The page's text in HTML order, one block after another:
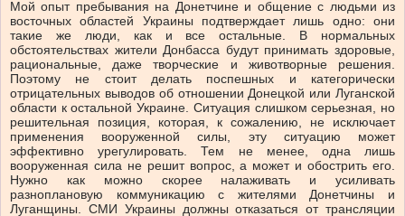
Мой опыт пребывания на Донетчине и общение с людьми из
восточных областей Украины подтверждает лишь одно: они
такие же люди, как и все остальные. В нормальных
обстоятельствах жители Донбасса будут принимать здоровые,
рациональные, даже творческие и животворные решения.
Поэтому не стоит делать поспешных и категорически
отрицательных выводов об отношении Донецкой или Луганской
области к остальной Украине. Ситуация слишком серьезная, но
решительная позиция, которая, к сожалению, не исключает
применения вооруженной силы, эту ситуацию может
эффективно урегулировать. Тем не менее, одна лишь
вооруженная сила не решит вопрос, а может и обострить его.
Нужно как можно скорее налаживать и усиливать
разноплановую коммуникацию с жителями Донетчины и
Луганщины. СМИ Украины должны отказаться от трансляции